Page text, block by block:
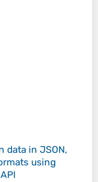
data in JSON,
using